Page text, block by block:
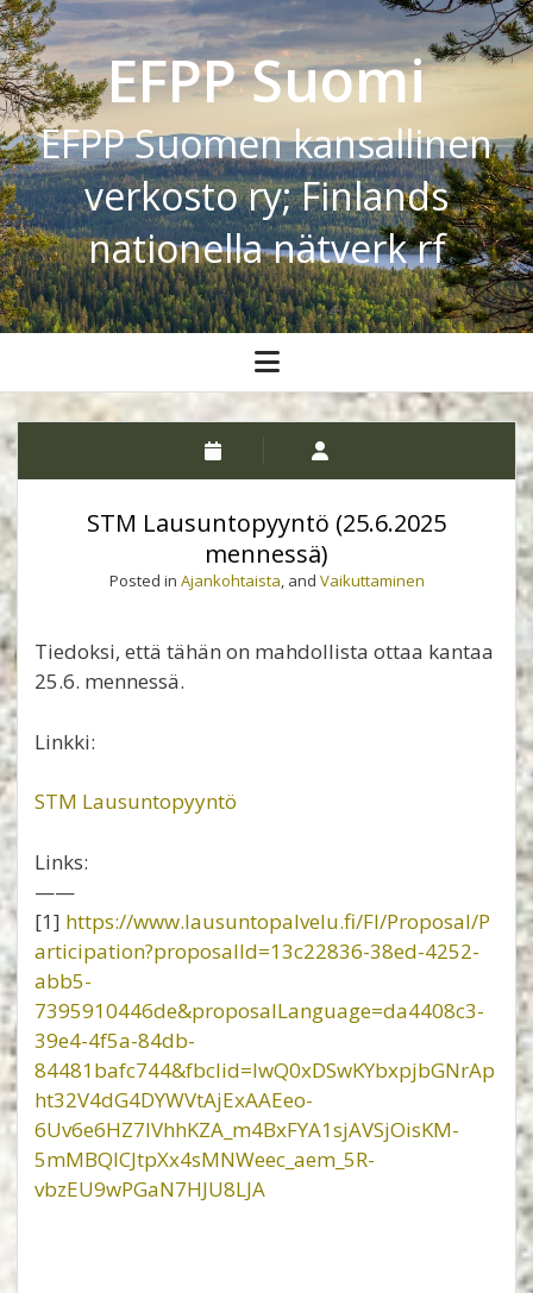
EFPP Suomi
EFPP Suomen kansallinen
verkosto ry; Finlands
nationella nätverk rf
open
menu
STM Lausuntopyyntö (25.6.2025
mennessä)
Posted in Ajankohtaista, and Vaikuttaminen
Tiedoksi, että tähän on mahdollista ottaa kantaa
25.6. mennessä.
Linkki:
STM Lausuntopyyntö
Links:
——
[1] https://www.lausuntopalvelu.fi/FI/Proposal/P
articipation?proposalId=13c22836-38ed-4252-
abb5-
7395910446de&proposalLanguage=da4408c3-
39e4-4f5a-84db-
84481bafc744&fbclid=IwQ0xDSwKYbxpjbGNrAp
ht32V4dG4DYWVtAjExAAEeo-
6Uv6e6HZ7IVhhKZA_m4BxFYA1sjAVSjOisKM-
5mMBQlCJtpXx4sMNWeec_aem_5R-
vbzEU9wPGaN7HJU8LJA